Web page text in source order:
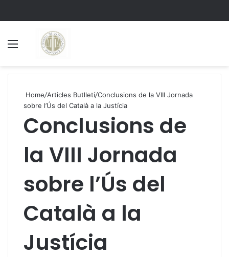
Home/Articles Butlletí/Conclusions de la VIII Jornada
sobre l’Ús del Català a la Justícia
Conclusions de
la VIII Jornada
sobre l’Ús del
Català a la
Justícia